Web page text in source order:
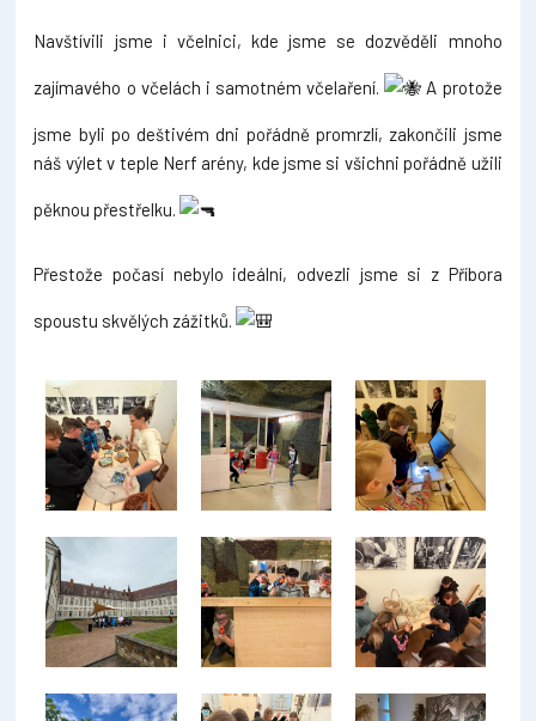
Navštívili jsme i včelnici, kde jsme se dozvěděli mnoho
zajímavého o včelách i samotném včelaření. A protože
jsme byli po deštivém dni pořádně promrzlí, zakončili jsme
náš výlet v teple Nerf arény, kde jsme si všichni pořádně užili
pěknou přestřelku.
Přestože počasí nebylo ideální, odvezli jsme si z Příbora
spoustu skvělých zážitků.